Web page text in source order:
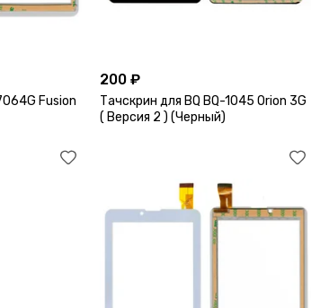
Fusion
200 ₽
Тачскрин для BQ BQ-1045 Orion 3G
( Версия 2 ) (Черный)